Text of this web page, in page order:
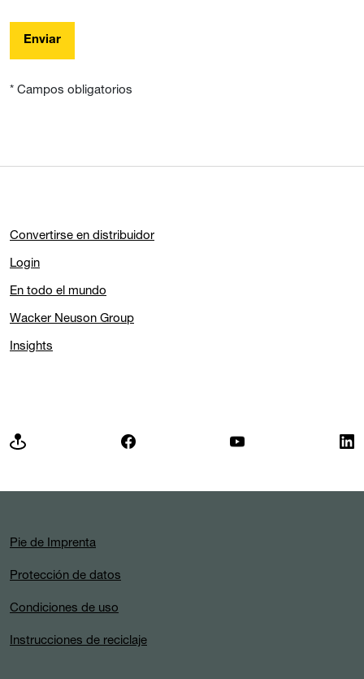
Enviar
* Campos obligatorios
Convertirse en distribuidor
Login
En todo el mundo
Wacker Neuson Group
Insights
Pie de Imprenta
Protección de datos
Condiciones de uso
Instrucciones de reciclaje